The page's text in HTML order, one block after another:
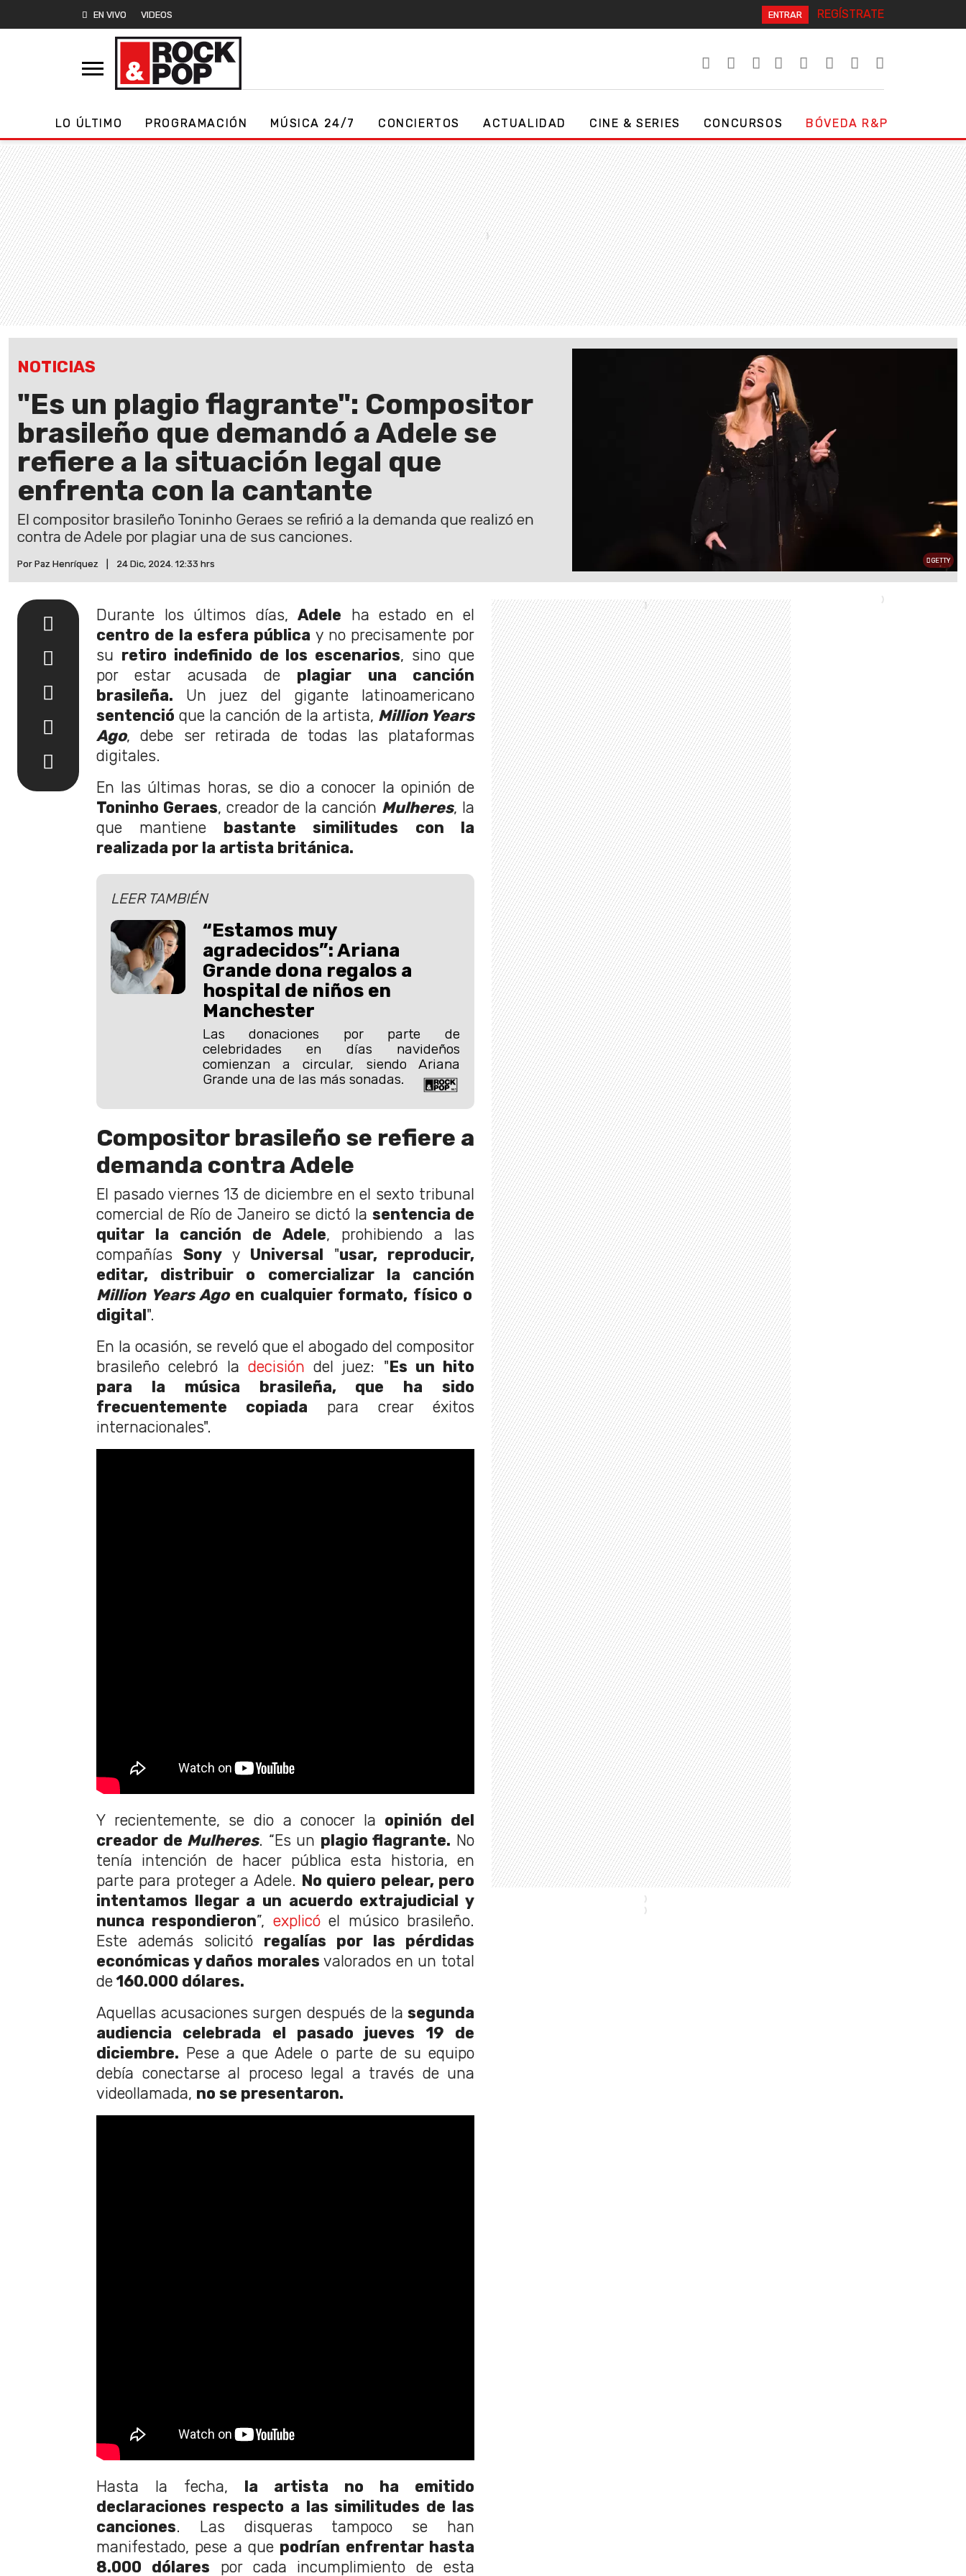
EN VIVO VIDEOS ENTRAR REGÍSTRATE
LO ÚLTIMO PROGRAMACIÓN MÚSICA 24/7 CONCIERTOS ACTUALIDAD CINE & SERIES CONCURSOS BÓVEDA R&P
NOTICIAS
"Es un plagio flagrante": Compositor
brasileño que demandó a Adele se
refiere a la situación legal que
enfrenta con la cantante
El compositor brasileño Toninho Geraes se refirió a la demanda que realizó en
contra de Adele por plagiar una de sus canciones.
Por Paz Henríquez 24 Dic, 2024. 12:33 hrs GETTY
Durante los últimos días, Adele ha estado en el
centro de la esfera pública y no precisamente por
su retiro indefinido de los escenarios, sino que
por estar acusada de plagiar una canción
brasileña. Un juez del gigante latinoamericano
sentenció que la canción de la artista, Million Years
Ago, debe ser retirada de todas las plataformas
digitales.
En las últimas horas, se dio a conocer la opinión de
Toninho Geraes, creador de la canción Mulheres, la
que mantiene bastante similitudes con la
realizada por la artista británica.
LEER TAMBIÉN
“Estamos muy
agradecidos”: Ariana
Grande dona regalos a
hospital de niños en
Manchester
Las donaciones por parte de
celebridades en días navideños
comienzan a circular, siendo Ariana
Grande una de las más sonadas.
Compositor brasileño se refiere a
demanda contra Adele
El pasado viernes 13 de diciembre en el sexto tribunal
comercial de Río de Janeiro se dictó la sentencia de
quitar la canción de Adele, prohibiendo a las
compañías Sony y Universal "usar, reproducir,
editar, distribuir o comercializar la canción
Million Years Agoen cualquier formato, físico o
digital".
En la ocasión, se reveló que el abogado del compositor
brasileño celebró la decisión del juez: "Es un hito
para la música brasileña, que ha sido
frecuentemente copiada para crear éxitos
internacionales".
Y recientemente, se dio a conocer la opinión del
creador de Mulheres. “Es un plagio flagrante. No
tenía intención de hacer pública esta historia, en
parte para proteger a Adele. No quiero pelear, pero
intentamos llegar a un acuerdo extrajudicial y
nunca respondieron”, explicóel músico brasileño.
Este además solicitó regalías por las pérdidas
económicas y daños morales valorados en un total
de160.000 dólares.
Aquellas acusaciones surgen después de la segunda
audiencia celebrada el pasado jueves 19 de
diciembre. Pese a que Adele o parte de su equipo
debía conectarse al proceso legal a través de una
videollamada, no se presentaron.
Hasta la fecha, la artista no ha emitido
declaraciones respecto a las similitudes de las
canciones. Las disqueras tampoco se han
manifestado, pese a que podrían enfrentar hasta
8.000 dólares por cada incumplimiento de esta